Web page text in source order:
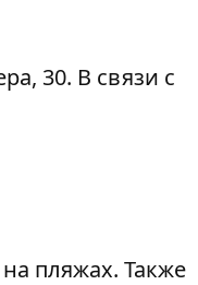
30. В связи с
пляжах. Также